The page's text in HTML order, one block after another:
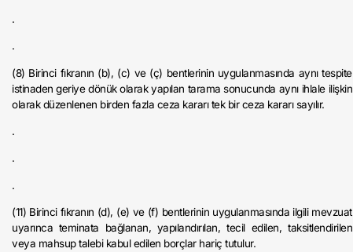
.
.
(8) Birinci fıkranın (b), (c) ve (ç) bentlerinin uygulanmasında aynı tespite
istinaden geriye dönük olarak yapılan tarama sonucunda aynı ihlale ilişkin
olarak düzenlenen birden fazla ceza kararı tek bir ceza kararı sayılır.
.
.
.
(11) Birinci fıkranın (d), (e) ve (f) bentlerinin uygulanmasında ilgili mevzuat
uyarınca teminata bağlanan, yapılandırılan, tecil edilen, taksitlendirilen
veya mahsup talebi kabul edilen borçlar hariç tutulur.